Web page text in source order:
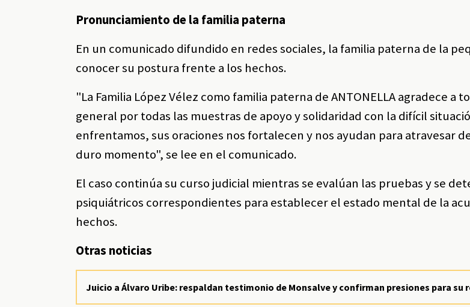
Pronunciamiento de la familia paterna
En un comunicado difundido en redes sociales, la familia paterna de la
conocer su postura frente a los hechos.
"La Familia López Vélez como familia paterna de ANTONELLA agradece a
general por todas las muestras de apoyo y solidaridad con la difícil
enfrentamos, sus oraciones nos fortalecen y nos ayudan para atravesar
duro momento", se lee en el comunicado.
El caso continúa su curso judicial mientras se evalúan las pruebas y se
psiquiátricos correspondientes para establecer el estado mental de la
hechos.
Otras noticias
Juicio a Álvaro Uribe: respaldan testimonio de Monsalve y confirman presiones para su